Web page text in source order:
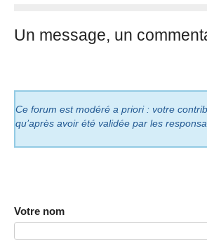
Un message, un
Ce forum est modéré a priori : votre
qu’après avoir été validée par les
Votre nom